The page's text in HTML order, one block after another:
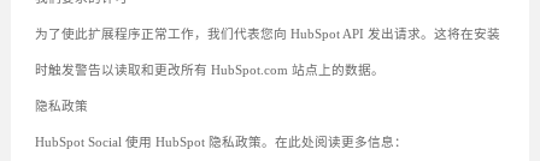
为了使此扩展程序正常工作，我们代表您向 HubSpot API 发出请求。这将在安装
时触发警告以读取和更改所有 HubSpot.com 站点上的数据。
隐私政策
HubSpot Social 使用 HubSpot 隐私政策。在此处阅读更多信息：